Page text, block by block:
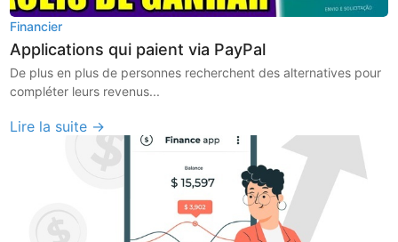
Financier
Applications qui paient via PayPal
De plus en plus de personnes recherchent des alternatives pour
compléter leurs revenus...
Lire la suite →